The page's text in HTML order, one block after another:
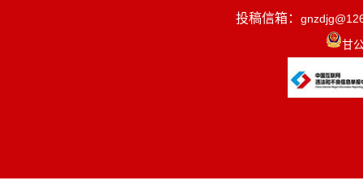
开办理。
线上缴
1.通过
投稿信箱：
甘